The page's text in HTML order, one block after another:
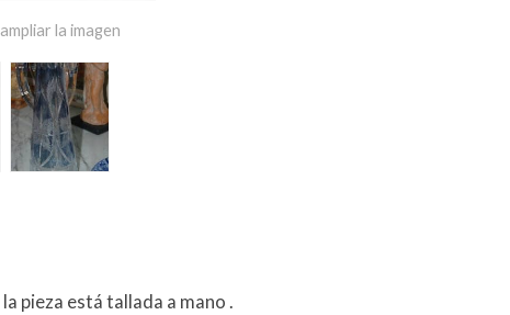
la imagen
pieza está tallada a mano .